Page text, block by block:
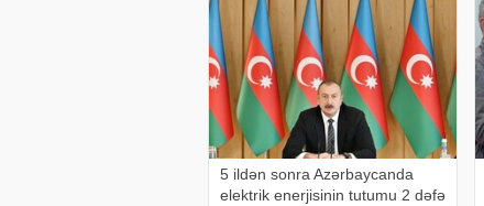
Quliyev cinayə
5 ildən sonra Azərbaycanda
elektrik enerjisinin tutumu 2 dəfə